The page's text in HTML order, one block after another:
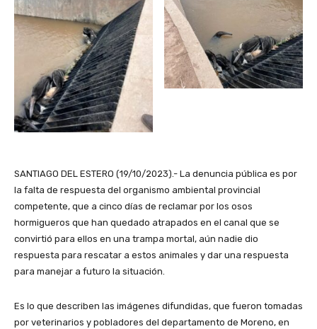
SANTIAGO DEL ESTERO (19/10/2023).- La denuncia pública es por
la falta de respuesta del organismo ambiental provincial
competente, que a cinco días de reclamar por los osos
hormigueros que han quedado atrapados en el canal que se
convirtió para ellos en una trampa mortal, aún nadie dio
respuesta para rescatar a estos animales y dar una respuesta
para manejar a futuro la situación.
Es lo que describen las imágenes difundidas, que fueron tomadas
por veterinarios y pobladores del departamento de Moreno, en